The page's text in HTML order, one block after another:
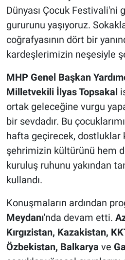
Dünyası Çocuk Festivali'ni
gururunu yaşıyoruz.
coğrafyasının dört bir
kardeşlerimizin neşesiyle
MHP Genel Başkan
Milletvekili İlyas Topsakal
ortak geleceğine vurgu
bir sevdadır. Bu
hafta geçirecek, dostluklar
şehrimizin kültürünü hem
kuruluş ruhunu yakından
kullandı.
Konuşmaların ardından
Meydanı'nda devam etti.
Kırgızistan, Kazakistan,
Özbekistan, Balkarya ve